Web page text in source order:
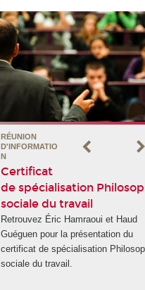
RÉUNION
D'INFORMATIO
N
Certificat
de spécialisation
sociale du travail
Retrouvez Éric Hamraoui et Haud
Guéguen pour la présentation du
certificat de spécialisation
sociale du travail.